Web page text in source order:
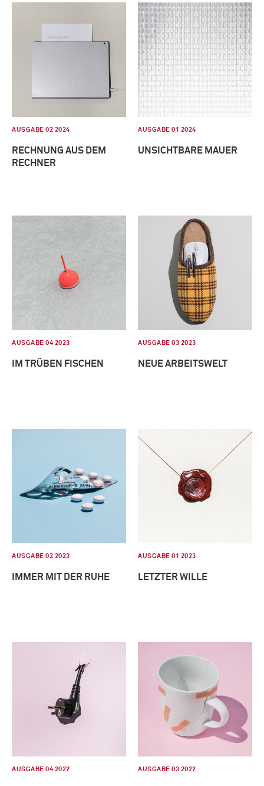
AUSGABE 02 2024
RECHNUNG AUS DEM
RECHNER
AUSGABE 01 2024
UNSICHTBARE MAUER
AUSGABE 04 2023
IM TRÜBEN FISCHEN
AUSGABE 03 2023
NEUE ARBEITSWELT
AUSGABE 02 2023
IMMER MIT DER RUHE
AUSGABE 01 2023
LETZTER WILLE
AUSGABE 04 2022 AUSGABE 03 2022